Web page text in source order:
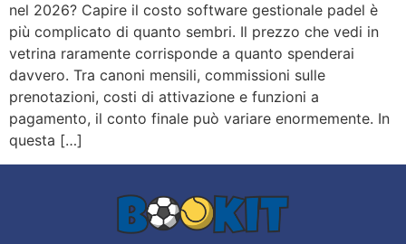
nel 2026? Capire il costo software gestionale padel è
più complicato di quanto sembri. Il prezzo che vedi in
vetrina raramente corrisponde a quanto spenderai
davvero. Tra canoni mensili, commissioni sulle
prenotazioni, costi di attivazione e funzioni a
pagamento, il conto finale può variare enormemente. In
questa […]